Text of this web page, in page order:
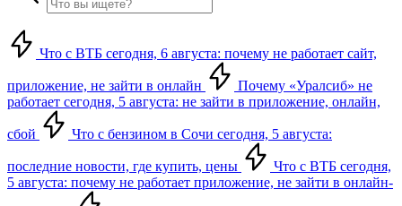
Что с ВТБ сегодня, 6 августа: почему не работает сайт,
приложение, не зайти в онлайн
Почему «Уралсиб» не
работает сегодня, 5 августа: не зайти в приложение, онлайн,
сбой Что с бензином в Сочи сегодня, 5 августа:
последние новости, где купить, цены
Что с ВТБ сегодня,
5 августа: почему не работает приложение, не зайти в онлайн-